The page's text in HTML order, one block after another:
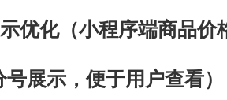
优化（小程序端商品价
展示，便于用户查看）